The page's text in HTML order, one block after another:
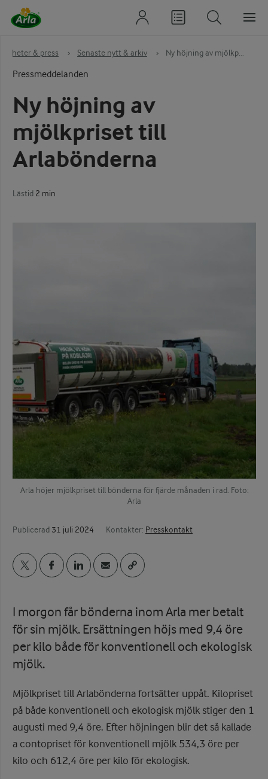
Nyheter & press › Senaste nytt & arkiv › Ny höjning av mjölkp...
Pressmeddelanden
Ny höjning av
mjölkpriset till
Arlabönderna
Lästid 2 min
Arla höjer mjölkpriset till bönderna för fjärde månaden i rad. Foto:
Arla
Publicerad 31 juli 2024 Kontakter: Presskontakt
I morgon får bönderna inom Arla mer betalt
för sin mjölk. Ersättningen höjs med 9,4 öre
per kilo både för konventionell och ekologisk
mjölk.
Mjölkpriset till Arlabönderna fortsätter uppåt. Kilopriset
på både konventionell och ekologisk mjölk stiger den 1
augusti med 9,4 öre. Efter höjningen blir det så kallade
a contopriset för konventionell mjölk 534,3 öre per
kilo och 612,4 öre per kilo för ekologisk.